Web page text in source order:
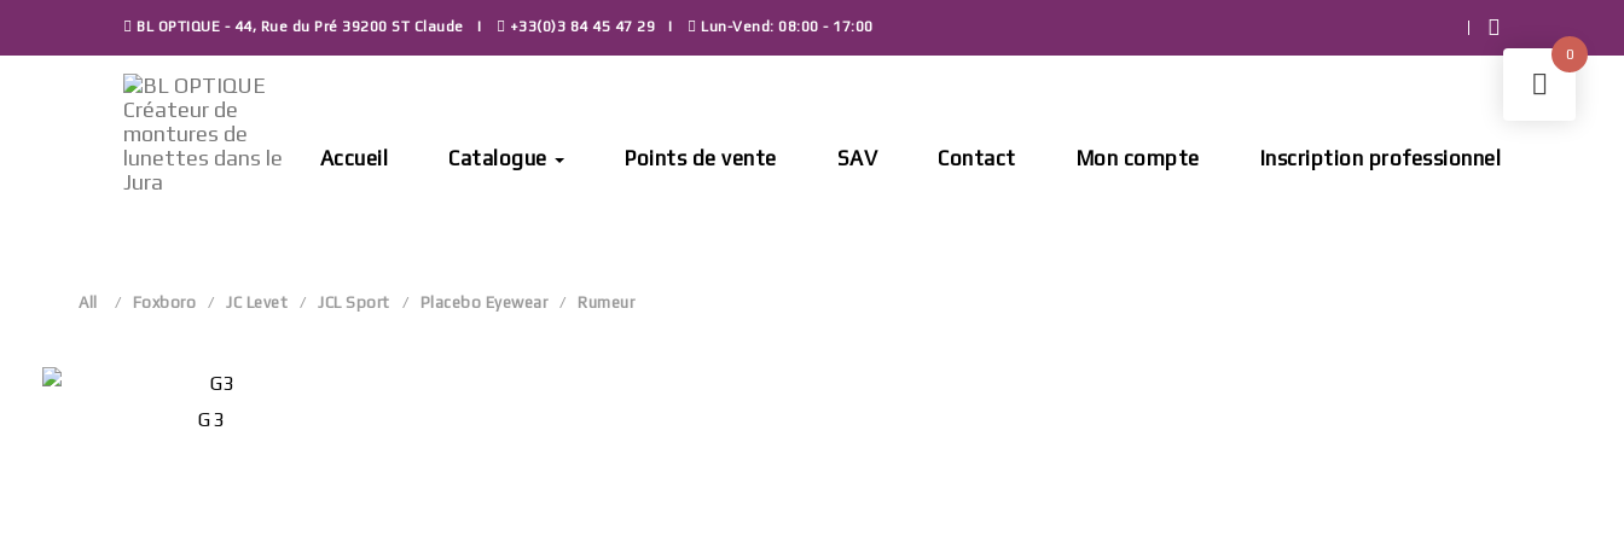
BL OPTIQUE - 44, Rue du Pré 39200 ST Claude +33(0)3 84 45 47 29 Lun-Vend: 08:00 - 17:00
Accueil Catalogue Points de vente SAV Contact Mon compte Inscription professionnel
All Foxboro JC Levet JCL Sport Placebo Eyewear Rumeur
G3
0